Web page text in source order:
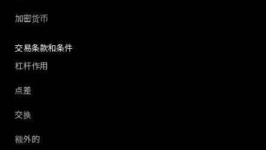
加密货币
交易条款和条件
杠杆作用
点差
交换
额外的